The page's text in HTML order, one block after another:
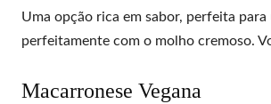
Uma opção rica em sabor, perfeita
perfeitamente com o molho cremoso.
Macarronese Vegana